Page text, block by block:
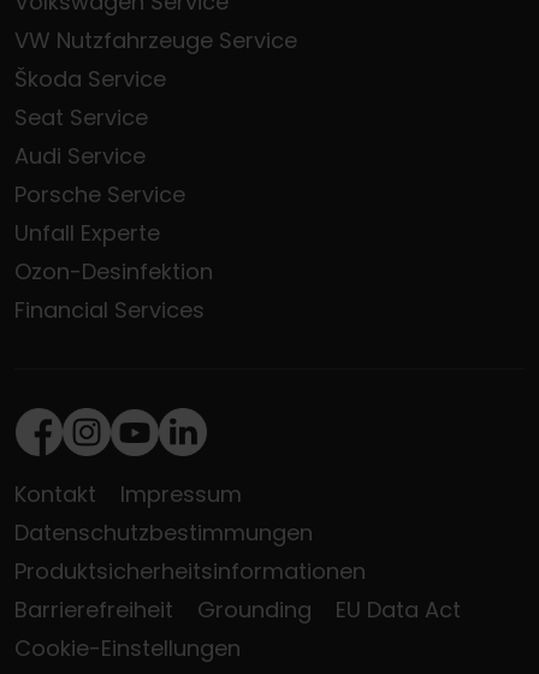
VW Nutzfahrzeuge Service
Škoda Service
Seat Service
Audi Service
Porsche Service
Unfall Experte
Ozon-Desinfektion
Financial Services
Facebook
Instagram
Youtube
LinkedIn
Kontakt
Impressum
Datenschutzbestimmungen
Produktsicherheitsinformationen
Barrierefreiheit
Grounding
EU Data Act
Cookie-Einstellungen